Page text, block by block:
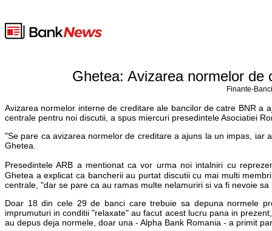
Ghetea: Avizarea normelor
Finante-
Avizarea normelor interne de creditare ale bancilor de catre BNR a
centrale pentru noi discutii, a spus miercuri presedintele Asociatiei
"Se pare ca avizarea normelor de creditare a ajuns la un impas,
Ghetea.
Presedintele ARB a mentionat ca vor urma noi intalniri cu
Ghetea a explicat ca bancherii au purtat discutii cu mai multi
centrale, "dar se pare ca au ramas multe nelamuriri si va fi nevoie sa
Doar 18 din cele 29 de banci care trebuie sa depuna normele
imprumuturi in conditii "relaxate" au facut acest lucru pana in
au depus deja normele, doar una - Alpha Bank Romania - a primit